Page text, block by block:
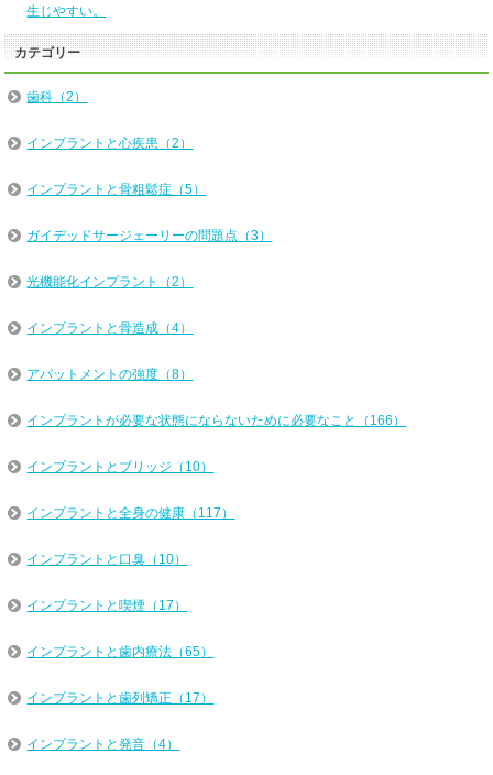
生じやすい。
カテゴリー
歯科（2）
インプラントと心疾患（2）
インプラントと骨粗鬆症（5）
ガイデッドサージェーリーの問題点（3）
光機能化インプラント（2）
インプラントと骨造成（4）
アバットメントの強度（8）
インプラントが必要な状態にならないために必要なこと（166）
インプラントとブリッジ（10）
インプラントと全身の健康（117）
インプラントと口臭（10）
インプラントと喫煙（17）
インプラントと歯内療法（65）
インプラントと歯列矯正（17）
インプラントと発音（4）